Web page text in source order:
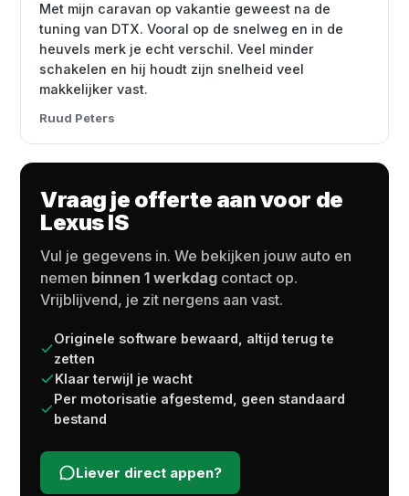
Met mijn caravan op vakantie geweest na de
tuning van DTX. Vooral op de snelweg en in de
heuvels merk je echt verschil. Veel minder
schakelen en hij houdt zijn snelheid veel
makkelijker vast.
Ruud Peters
Vraag je offerte aan voor de
Lexus IS
Vul je gegevens in. We bekijken jouw auto en
nemen binnen 1 werkdag contact op.
Vrijblijvend, je zit nergens aan vast.
Originele software bewaard, altijd terug te
zetten
Klaar terwijl je wacht
Per motorisatie afgestemd, geen standaard
bestand
Liever direct appen?